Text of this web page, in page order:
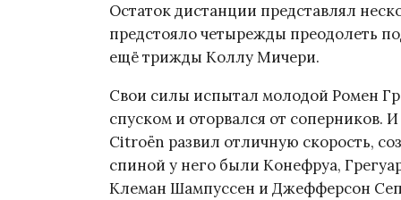
Остаток дистанции представлял
предстояло четырежды преодолеть
ещё трижды Коллу Мичери.
Свои силы испытал молодой Ромен
спуском и оторвался от соперников.
Citroën развил отличную скорость,
спиной у него были Конефруа,
Клеман Шампуссен и Джефферсон